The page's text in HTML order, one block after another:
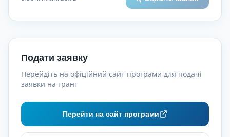
Подати заявку
Перейдіть на офіційний сайт програми для подачі
заявки на грант
Перейти на сайт програми